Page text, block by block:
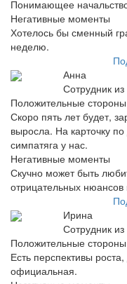
Понимающее
Негативные моменты
Хотелось бы сменный
неделю.
Анна
Сотрудник
Положительные
Скоро пять лет будет,
выросла. На карточку
симпатяга у нас.
Негативные моменты
Скучно может быть
отрицательных нюансов
Ирина
Сотрудник
Положительные
Есть перспективы
официальная.